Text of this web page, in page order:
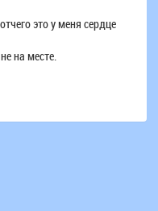
это у меня сердце
на месте.